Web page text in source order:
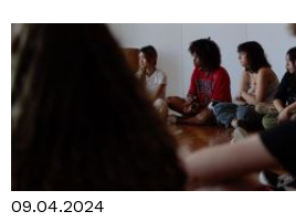
09.04.2024